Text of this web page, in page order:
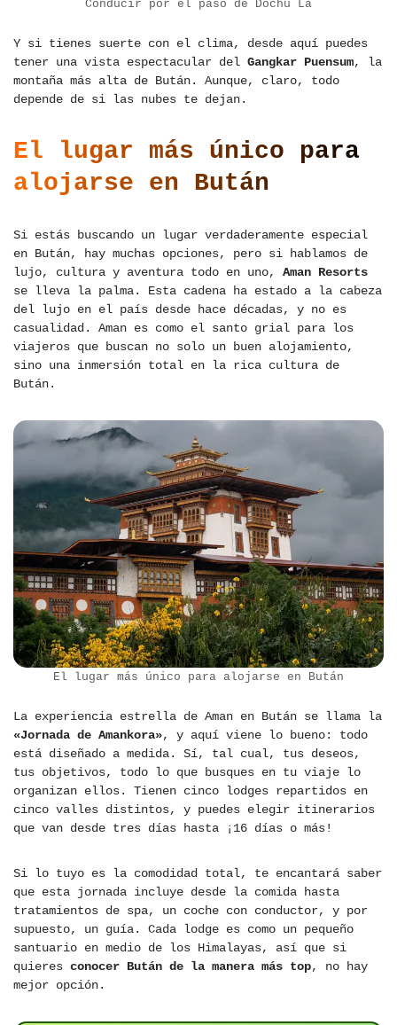
Conducir por el paso de Dochu La
Y si tienes suerte con el clima, desde aquí puedes
tener una vista espectacular del Gangkar Puensum, la
montaña más alta de Bután. Aunque, claro, todo
depende de si las nubes te dejan.
El lugar más único para
alojarse en Bután
Si estás buscando un lugar verdaderamente especial
en Bután, hay muchas opciones, pero si hablamos de
lujo, cultura y aventura todo en uno, Aman Resorts
se lleva la palma. Esta cadena ha estado a la cabeza
del lujo en el país desde hace décadas, y no es
casualidad. Aman es como el santo grial para los
viajeros que buscan no solo un buen alojamiento,
sino una inmersión total en la rica cultura de
Bután.
El lugar más único para alojarse en Bután
La experiencia estrella de Aman en Bután se llama la
«Jornada de Amankora», y aquí viene lo bueno: todo
está diseñado a medida. Sí, tal cual, tus deseos,
tus objetivos, todo lo que busques en tu viaje lo
organizan ellos. Tienen cinco lodges repartidos en
cinco valles distintos, y puedes elegir itinerarios
que van desde tres días hasta ¡16 días o más!
Si lo tuyo es la comodidad total, te encantará saber
que esta jornada incluye desde la comida hasta
tratamientos de spa, un coche con conductor, y por
supuesto, un guía. Cada lodge es como un pequeño
santuario en medio de los Himalayas, así que si
quieres conocer Bután de la manera más top, no hay
mejor opción.